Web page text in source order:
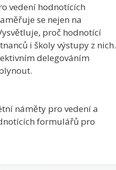
vedení hodnotících
se nejen na
proč hodnotící
i školy výstupy z nich.
delegováním
náměty pro vedení a
formulářů pro